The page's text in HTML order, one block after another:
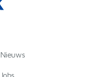
Nieuws
Jobs